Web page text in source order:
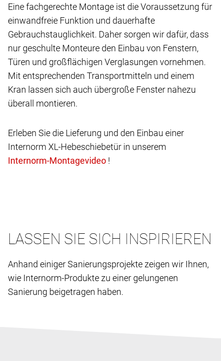
Eine fachgerechte Montage ist die Voraussetzung für
einwandfreie Funktion und dauerhafte
Gebrauchstauglichkeit. Daher sorgen wir dafür, dass
nur geschulte Monteure den Einbau von Fenstern,
Türen und großflächigen Verglasungen vornehmen.
Mit entsprechenden Transportmitteln und einem
Kran lassen sich auch übergroße Fenster nahezu
überall montieren.
Erleben Sie die Lieferung und den Einbau einer
Internorm XL-Hebeschiebetür in unserem
!
LASSEN SIE SICH INSPIRIEREN
Anhand einiger Sanierungsprojekte zeigen wir Ihnen,
wie Internorm-Produkte zu einer gelungenen
Sanierung beigetragen haben.